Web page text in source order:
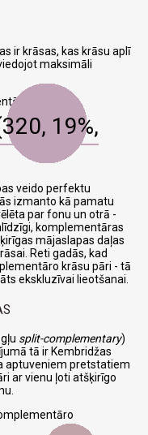
ir krāsas, kas krāsu aplī
maksimāli
krāsa:
19%,
veido perfektu
izmanto kā pamatu
par fonu un otrā -
komplementāras
mājaslapas daļas
Reti gadās, kad
krāsu pāri - tā
ekskluzīvai lieotšanai.
split-complementary)
tā ir Kembridžas
aptuveniem pretstatiem
ar vienu ļoti atšķirīgo